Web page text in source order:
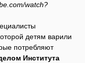
watch?
детям варили
потребляют
Института